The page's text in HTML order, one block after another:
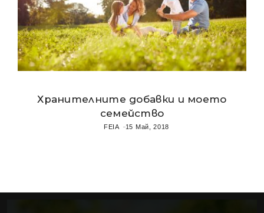
Хранителните добавки и моето
семейство
FEIA 15 Май, 2018